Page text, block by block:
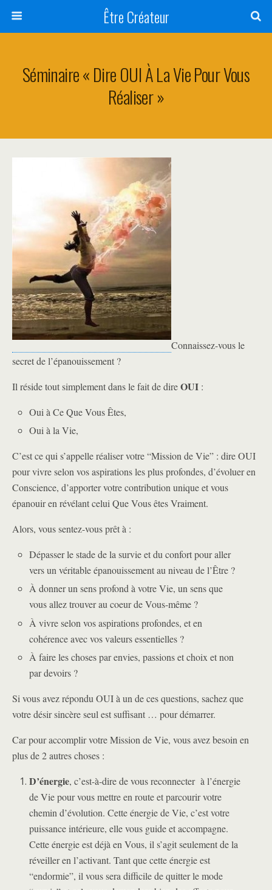
Être Créateur
Séminaire « Dire OUI À La Vie Pour Vous
Réaliser »
Connaissez-vous le
secret de l’épanouissement ?
Il réside tout simplement dans le fait de direOUI :
Oui à Ce Que Vous Êtes,
Oui à la Vie,
C’est ce qui s’appelle réaliser votre “Mission de Vie” : dire OUI
pour vivre selon vos aspirations les plus profondes, d’évoluer en
Conscience, d’apporter votre contribution unique et vous
épanouir en révélant celui Que Vous êtes Vraiment.
Alors, vous sentez-vous prêt à :
Dépasser le stade de la survie et du confort pour aller
vers un véritable épanouissement au niveau de l’Être ?
À donner un sens profond à votre Vie, un sens que
vous allez trouver au coeur de Vous-même ?
À vivre selon vos aspirations profondes, et en
cohérence avec vos valeurs essentielles ?
À faire les choses par envies, passions et choix et non
par devoirs ?
Si vous avez répondu OUI à un de ces questions, sachez que
votre désir sincère seul est suffisant … pour démarrer.
Car pour accomplir votre Mission de Vie, vous avez besoin en
plus de 2 autres choses :
D’énergie, c’est-à-dire de vous reconnecter à l’énergie
de Vie pour vous mettre en route et parcourir votre
chemin d’évolution. Cette énergie de Vie, c’est votre
puissance intérieure, elle vous guide et accompagne.
Cette énergie est déjà en Vous, il s’agit seulement de la
réveiller en l’activant. Tant que cette énergie est
“endormie”, il vous sera difficile de quitter le mode